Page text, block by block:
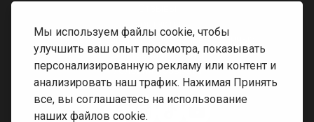
Мы используем файлы cookie, чтобы
улучшить ваш опыт просмотра, показывать
персонализированную рекламу или контент и
анализировать наш трафик. Нажимая Принять
все, вы соглашаетесь на использование
наших файлов cookie.
Правила защиты персональных данных
Доставка и оплата
Условия возврата